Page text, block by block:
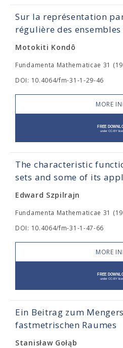
Sur la représentation
régulière des
Motokiti Kondô
Fundamenta Mathematicae 31
DOI: 10.4064/fm-31-1-29-46
MORE
The characteristic
sets and some of its
Edward Szpilrajn
Fundamenta Mathematicae 31
DOI: 10.4064/fm-31-1-47-66
MORE
Ein Beitrag zum
fastmetrischen Raumes
Stanisław Gołąb